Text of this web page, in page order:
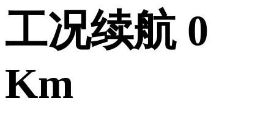
工况续航 0
Km